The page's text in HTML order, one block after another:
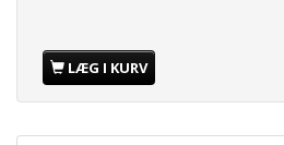
LÆG I KURV